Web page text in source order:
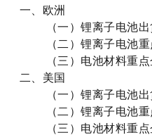
一、欧洲
（一）锂离子电池
（二）锂离子电池
（三）电池材料重
二、美国
（一）锂离子电池
（二）锂离子电池
（三）电池材料重